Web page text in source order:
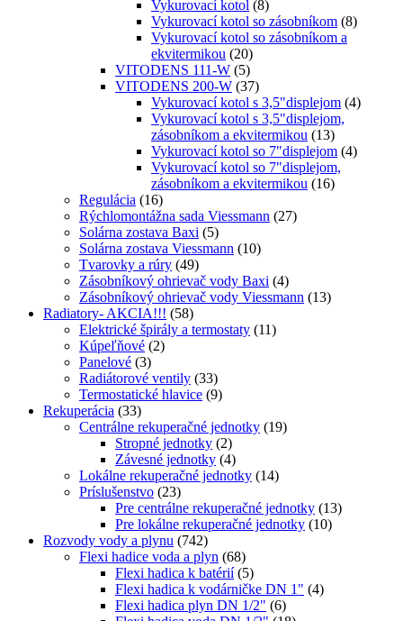
Vykurovací kotol (8)
Vykurovací kotol so zásobníkom (8)
Vykurovací kotol so zásobníkom a
ekvitermikou (20)
VITODENS 111-W (5)
VITODENS 200-W (37)
Vykurovací kotol s 3,5"displejom (4)
Vykurovací kotol s 3,5"displejom,
zásobníkom a ekvitermikou (13)
Vykurovací kotol so 7"displejom (4)
Vykurovací kotol so 7"displejom,
zásobníkom a ekvitermikou (16)
Regulácia (16)
Rýchlomontážna sada Viessmann (27)
Solárna zostava Baxi (5)
Solárna zostava Viessmann (10)
Tvarovky a rúry (49)
Zásobníkový ohrievač vody Baxi (4)
Zásobníkový ohrievač vody Viessmann (13)
Radiatory- AKCIA!!! (58)
Elektrické špirály a termostaty (11)
Kúpeľňové (2)
Panelové (3)
Radiátorové ventily (33)
Termostatické hlavice (9)
Rekuperácia (33)
Centrálne rekuperačné jednotky (19)
Stropné jednotky (2)
Závesné jednotky (4)
Lokálne rekuperačné jednotky (14)
Príslušenstvo (23)
Pre centrálne rekuperačné jednotky (13)
Pre lokálne rekuperačné jednotky (10)
Rozvody vody a plynu (742)
Flexi hadice voda a plyn (68)
Flexi hadica k batérií (5)
Flexi hadica k vodárničke DN 1" (4)
Flexi hadica plyn DN 1/2" (6)